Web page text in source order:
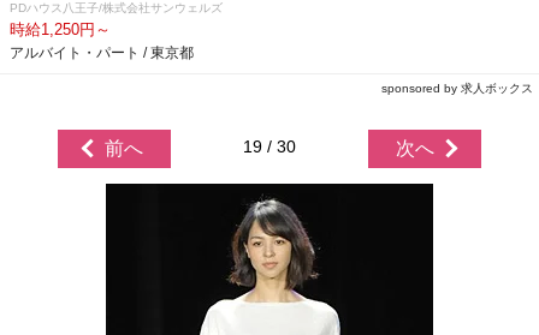
PDハウス八王子/株式会社サンウェルズ
時給1,250円～
アルバイト・パート / 東京都
sponsored by 求人ボックス
前へ 19 / 30 次へ